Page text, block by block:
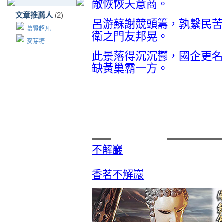
文章推薦人 (2)
慕賢超凡
麥芽糖
敵恢恢天意商。
呂游蘇謝競頭籌，孰繫民
衛之門友邦晃。
此景落得沉沉鬱，國企更
缺黃巢霸一方。
不解巖
香茗不解巖